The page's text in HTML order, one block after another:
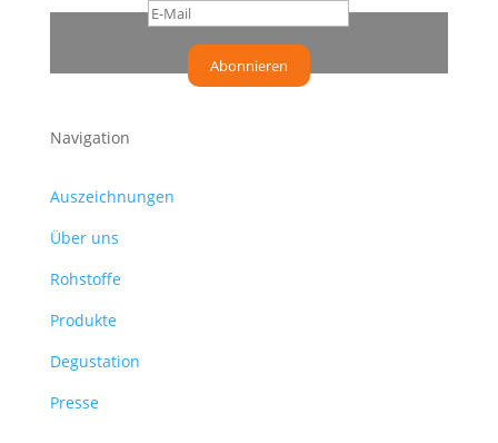
Abonnieren
Navigation
Auszeichnungen
Über uns
Rohstoffe
Produkte
Degustation
Presse